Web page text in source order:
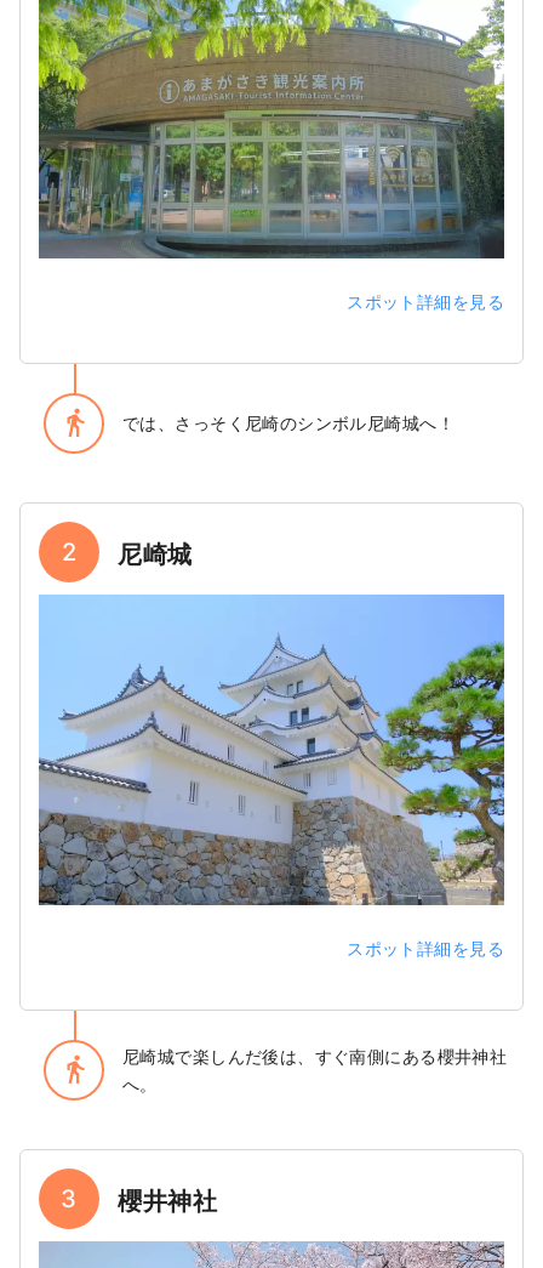
スポット詳細を見る
directions_walk では、さっそく尼崎のシンボル尼崎城へ！
2 尼崎城
スポット詳細を見る
directions_walk
尼崎城で楽しんだ後は、すぐ南側にある櫻井神社
へ。
3 櫻井神社